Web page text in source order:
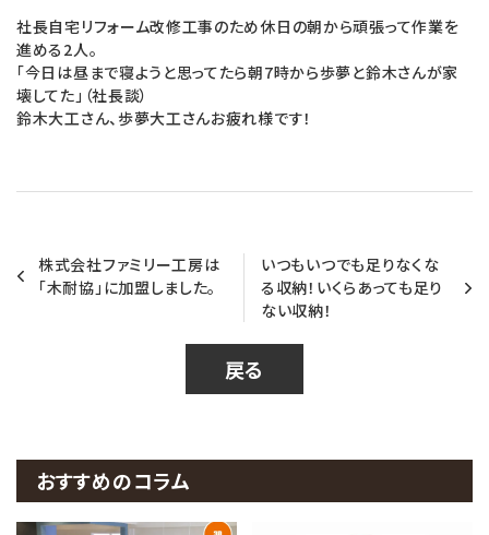
社長自宅リフォーム改修工事のため休日の朝から頑張って作業を
進める2人。
「今日は昼まで寝ようと思ってたら朝7時から歩夢と鈴木さんが家
壊してた」（社長談）
鈴木大工さん、歩夢大工さんお疲れ様です！
株式会社ファミリー工房は
「木耐協」に加盟しました。
いつもいつでも足りなくな
る収納！いくらあっても足り
ない収納！
戻る
おすすめのコラム